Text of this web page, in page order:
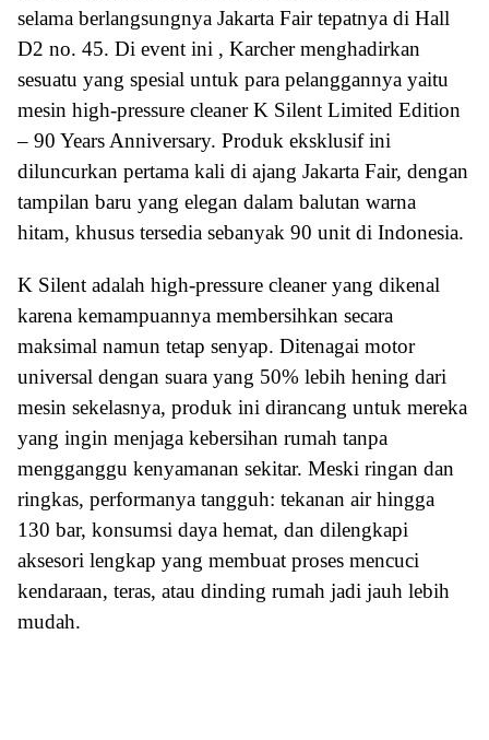
selama berlangsungnya Jakarta Fair tepatnya di Hall
D2 no. 45. Di event ini , Karcher menghadirkan
sesuatu yang spesial untuk para pelanggannya yaitu
mesin high-pressure cleaner K Silent Limited Edition
– 90 Years Anniversary. Produk eksklusif ini
diluncurkan pertama kali di ajang Jakarta Fair, dengan
tampilan baru yang elegan dalam balutan warna
hitam, khusus tersedia sebanyak 90 unit di Indonesia.
K Silent adalah high-pressure cleaner yang dikenal
karena kemampuannya membersihkan secara
maksimal namun tetap senyap. Ditenagai motor
universal dengan suara yang 50% lebih hening dari
mesin sekelasnya, produk ini dirancang untuk mereka
yang ingin menjaga kebersihan rumah tanpa
mengganggu kenyamanan sekitar. Meski ringan dan
ringkas, performanya tangguh: tekanan air hingga
130 bar, konsumsi daya hemat, dan dilengkapi
aksesori lengkap yang membuat proses mencuci
kendaraan, teras, atau dinding rumah jadi jauh lebih
mudah.